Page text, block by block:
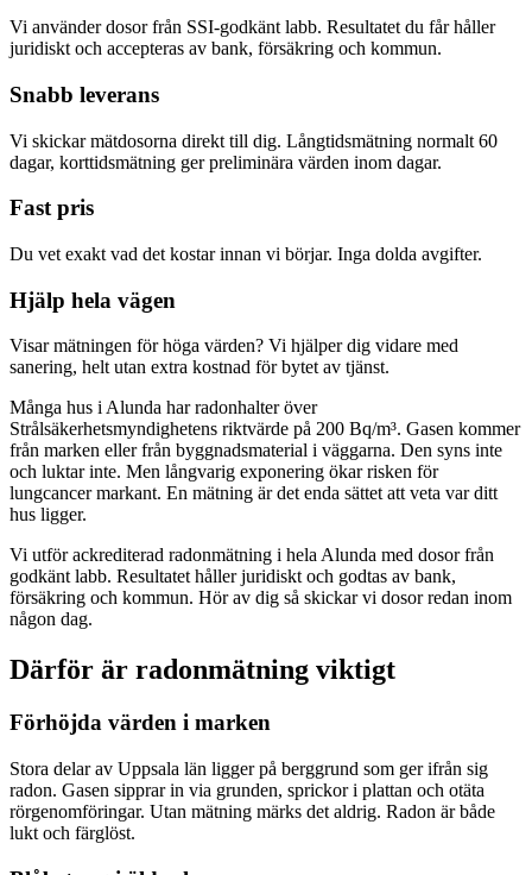
Vi använder dosor från SSI-godkänt labb. Resultatet du får håller
juridiskt och accepteras av bank, försäkring och kommun.
Snabb leverans
Vi skickar mätdosorna direkt till dig. Långtidsmätning normalt 60
dagar, korttidsmätning ger preliminära värden inom dagar.
Fast pris
Du vet exakt vad det kostar innan vi börjar. Inga dolda avgifter.
Hjälp hela vägen
Visar mätningen för höga värden? Vi hjälper dig vidare med
sanering, helt utan extra kostnad för bytet av tjänst.
Många hus i Alunda har radonhalter över
Strålsäkerhetsmyndighetens riktvärde på 200 Bq/m³. Gasen kommer
från marken eller från byggnadsmaterial i väggarna. Den syns inte
och luktar inte. Men långvarig exponering ökar risken för
lungcancer markant. En mätning är det enda sättet att veta var ditt
hus ligger.
Vi utför ackrediterad radonmätning i hela Alunda med dosor från
godkänt labb. Resultatet håller juridiskt och godtas av bank,
försäkring och kommun. Hör av dig så skickar vi dosor redan inom
någon dag.
Därför är radonmätning viktigt
Förhöjda värden i marken
Stora delar av Uppsala län ligger på berggrund som ger ifrån sig
radon. Gasen sipprar in via grunden, sprickor i plattan och otäta
rörgenomföringar. Utan mätning märks det aldrig. Radon är både
lukt och färglöst.